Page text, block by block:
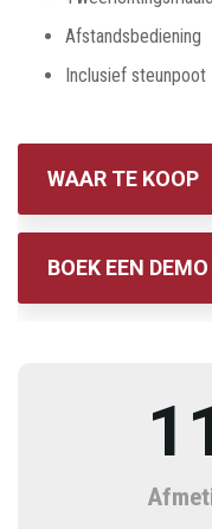
Afstandsbediening
Inclusief steunpoot
WAAR TE KOOP
BOEK EEN DEMO